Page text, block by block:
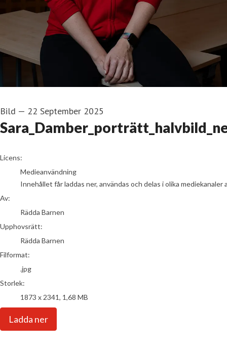
Bild — 22 September 2025
Rädda Barnen
Licens:
Medieanvändning
Innehållet får laddas ner, användas och delas i olika
Av:
Rädda Barnen
Upphovsrätt:
Rädda Barnen
Filformat:
.jpg
Storlek:
1873 x 2341, 1,68 MB
Ladda ner